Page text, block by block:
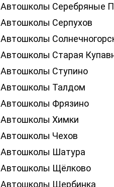
Автошколы Серебряные
Автошколы Серпухов
Автошколы
Автошколы Старая
Автошколы Ступино
Автошколы Талдом
Автошколы Фрязино
Автошколы Химки
Автошколы Чехов
Автошколы Шатура
Автошколы Щёлково
Автошколы Щербинка